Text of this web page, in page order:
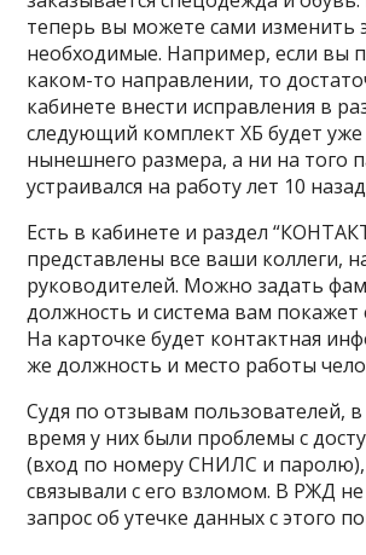
теперь вы можете сами изменить
необходимые. Например, если вы
каком-то направлении, то
кабинете внести исправления в
следующий комплект ХБ будет
нынешнего размера, а ни на того
устраивался на работу лет 10
Есть в кабинете и раздел
представлены все ваши коллеги,
руководителей. Можно задать
должность и система вам покажет
На карточке будет контактная
же должность и место работы
Судя по отзывам пользователей,
время у них были проблемы с
(вход по номеру СНИЛС и
связывали с его взломом. В РЖД
запрос об утечке данных с этого